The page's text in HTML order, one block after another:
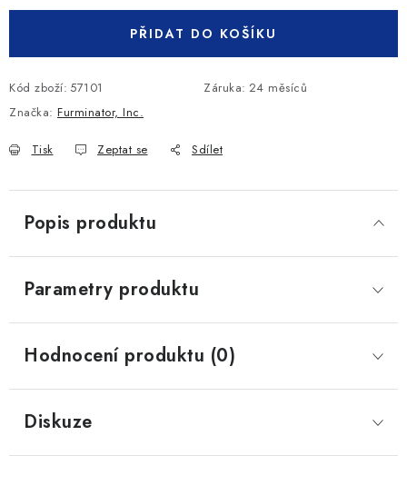
PŘIDAT DO KOŠÍKU
Kód zboží: 57101 Záruka: 24 měsíců
Značka: Furminator, Inc.
Tisk Zeptat se Sdílet
Popis produktu
Parametry produktu
Hodnocení produktu (0)
Diskuze